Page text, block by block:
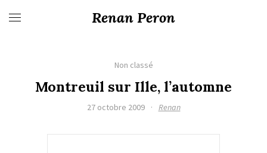
Renan Peron
Non classé
Montreuil sur Ille, l’automne
27 octobre 2009 · Renan